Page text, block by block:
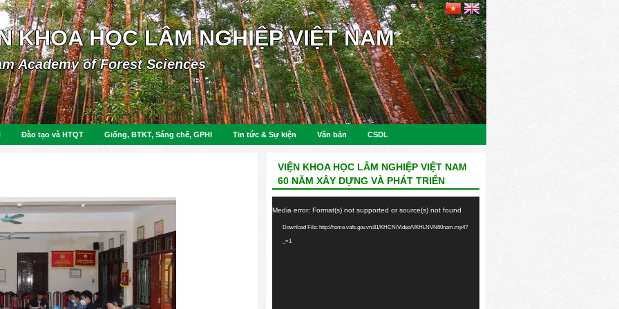
KHOA HỌC LÂM NGHIỆP VIỆT NAM
Academy of Forest Sciences
Đào tạo và HTQT Giống, BTKT, Sáng chế, GPHI Tin tức & Sự kiện Văn bản CSDL
VIỆN KHOA HỌC LÂM NGHIỆP VIỆT NAM
60 NĂM XÂY DỰNG VÀ PHÁT TRIỂN
Media error: Format(s) not supported or source(s) not found
Download File: http://home.vafs.gov.vn:81/KHCN/Video/VKHLNVN60nam.mp4?
_=1